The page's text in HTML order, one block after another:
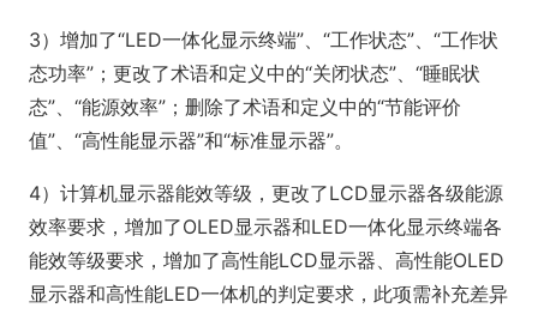
3）增加了“LED一体化显示终端”、“工作状态”、“工作状
态功率”；更改了术语和定义中的“关闭状态”、“睡眠状
态”、“能源效率”；删除了术语和定义中的“节能评价
值”、“高性能显示器”和“标准显示器”。
4）计算机显示器能效等级，更改了LCD显示器各级能源
效率要求，增加了OLED显示器和LED一体化显示终端各
能效等级要求，增加了高性能LCD显示器、高性能OLED
显示器和高性能LED一体机的判定要求，此项需补充差异